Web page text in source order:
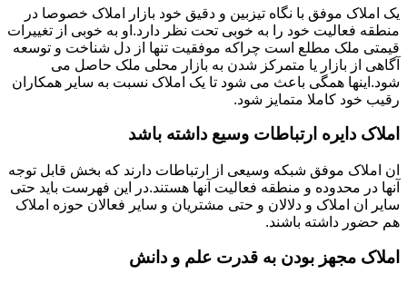
یک املاک موفق با نگاه تیزبین و دقیق خود بازار املاک خصوصا در
منطقه فعالیت خود را به خوبی تحت نظر دارد.او به خوبی از تغییرات
قیمتی ملک مطلع است چراکه موفقیت تنها از دل شناخت و توسعه
آگاهی از بازار یا متمرکز شدن به بازار محلی ملک حاصل می
شود.اینها همگی باعث می شود تا یک املاک نسبت به سایر همکاران
رقیب خود کاملا متمایز شود.
املاک دایره ارتباطات وسیع داشته باشد
ان املاک موفق شبکه وسیعی از ارتباطات دارند که بخش قابل توجه
آنها در محدوده و منطقه فعالیت آنها هستند.در این فهرست باید حتی
سایر ان املاک و دلالان و حتی مشتریان و سایر فعالان حوزه املاک
هم حضور داشته باشند.
املاک مجهز بودن به قدرت علم و دانش